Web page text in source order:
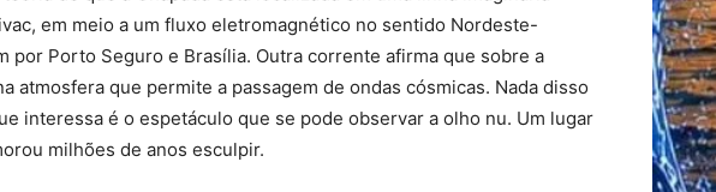
em meio a um fluxo eletromagnético no sentido Nordeste-
por Porto Seguro e Brasília. Outra corrente afirma que sobre a
atmosfera que permite a passagem de ondas cósmicas. Nada disso
interessa é o espetáculo que se pode observar a olho nu. Um lugar
milhões de anos esculpir.